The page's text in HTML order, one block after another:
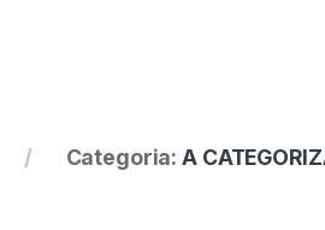
Categoria:A